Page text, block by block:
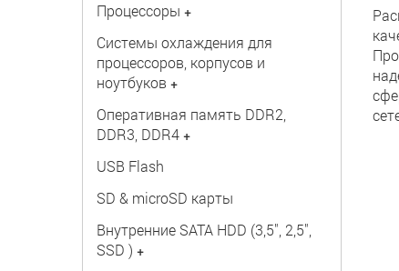
Процессоры +
Системы охлаждения для
процессоров, корпусов и
ноутбуков +
Оперативная память DDR2,
DDR3, DDR4 +
USB Flash
SD & microSD карты
Внутренние SATA HDD (3,5", 2,5",
SSD ) +